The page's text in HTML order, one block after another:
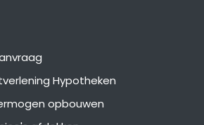
Hypotheken
opbouwen